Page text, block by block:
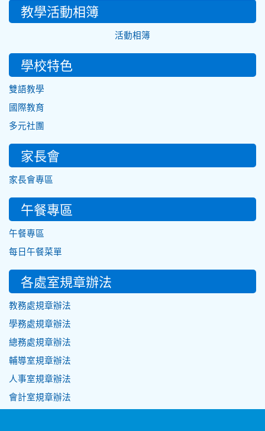
教學活動相簿
活動相簿
學校特色
雙語教學
國際教育
多元社團
家長會
家長會專區
午餐專區
午餐專區
每日午餐菜單
各處室規章辦法
教務處規章辦法
學務處規章辦法
總務處規章辦法
輔導室規章辦法
人事室規章辦法
會計室規章辦法